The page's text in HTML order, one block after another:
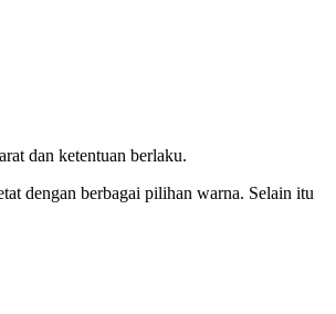
dan ketentuan berlaku.
dengan berbagai pilihan warna. Selain itu